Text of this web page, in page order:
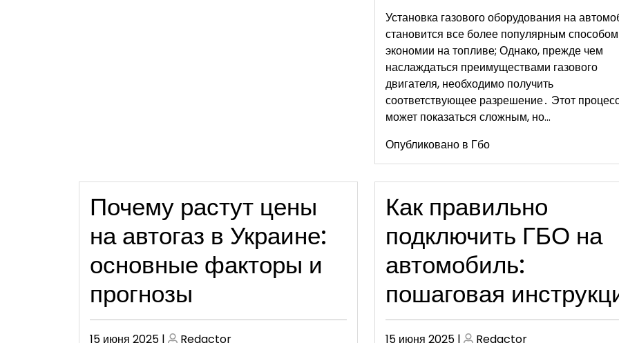
Установка газового оборудования на
становится все более популярным способом
экономии на топливе; Однако, прежде чем
наслаждаться преимуществами газового
двигателя, необходимо получить
соответствующее разрешение․ Этот
может показаться сложным, но…
Опубликовано в Гбо
Почему растут цены
на автогаз в Украине:
основные факторы и
прогнозы
Опубликовано
15 июня 2025 | Опубликовано
Redactor
Как правильно
подключить ГБО на
автомобиль:
пошаговая
Опубликовано
15 июня 2025| Опубликовано
Redactor